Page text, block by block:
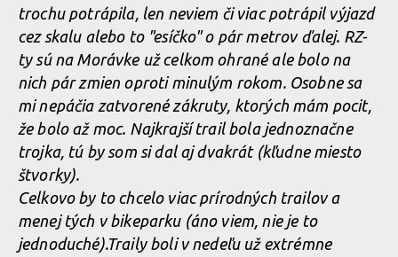
Norco Enduro Race Morávka - Jára Sijka / Enduroserie.cz
Norco Enduro Race Morávka - Jára Sijka / Enduroserie.cz
Norco Enduro Race Morávka - Jára Sijka / Enduroserie.cz
Norco Enduro Race Morávka - Jára Sijka / Enduroserie.cz
trochu potrápila, len neviem či viac potrápil výjazd
cez skalu alebo to "esíčko" o pár metrov ďalej. RZ-
ty sú na Morávke už celkom ohrané ale bolo na
nich pár zmien oproti minulým rokom. Osobne sa
mi nepáčia zatvorené zákruty, ktorých mám pocit,
že bolo až moc. Najkrajší trail bola jednoznačne
trojka, tú by som si dal aj dvakrát (kľudne miesto
štvorky).
Celkovo by to chcelo viac prírodných trailov a
menej tých v bikeparku (áno viem, nie je to
jednoduché).Traily boli v nedeľu už extrémne